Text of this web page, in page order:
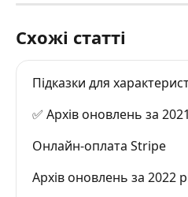
Схожі статті
Підказки для
✅ Архів оновлень за
Онлайн-оплата Stripe
Архів оновлень за 2022